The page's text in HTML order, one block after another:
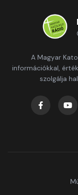
A Magyar
információkkal,
szolgálja